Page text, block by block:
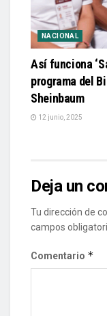
NACIONAL
Así funciona
programa del
Sheinbaum
12 junio, 2025
Deja un
Tu dirección de
campos
Comentario *